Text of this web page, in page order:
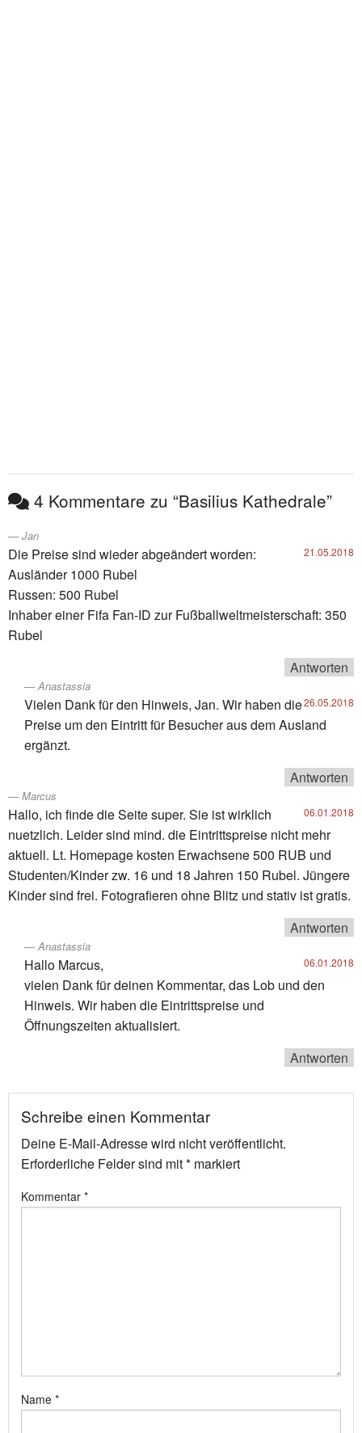
4 Kommentare zu “Basilius Kathedrale”
Jan
21.05.2018
Die Preise sind wieder abgeändert worden:
Ausländer 1000 Rubel
Russen: 500 Rubel
Inhaber einer Fifa Fan-ID zur Fußballweltmeisterschaft: 350
Rubel
Antworten
Anastassia
26.05.2018
Vielen Dank für den Hinweis, Jan. Wir haben die
Preise um den Eintritt für Besucher aus dem Ausland
ergänzt.
Antworten
Marcus
06.01.2018
Hallo, ich finde die Seite super. Sie ist wirklich
nuetzlich. Leider sind mind. die Eintrittspreise nicht mehr
aktuell. Lt. Homepage kosten Erwachsene 500 RUB und
Studenten/Kinder zw. 16 und 18 Jahren 150 Rubel. Jüngere
Kinder sind frei. Fotografieren ohne Blitz und stativ ist gratis.
Antworten
Anastassia
06.01.2018
Hallo Marcus,
vielen Dank für deinen Kommentar, das Lob und den
Hinweis. Wir haben die Eintrittspreise und
Öffnungszeiten aktualisiert.
Antworten
Schreibe einen Kommentar
Deine E-Mail-Adresse wird nicht veröffentlicht.
Erforderliche Felder sind mit* markiert
Kommentar *
Name *